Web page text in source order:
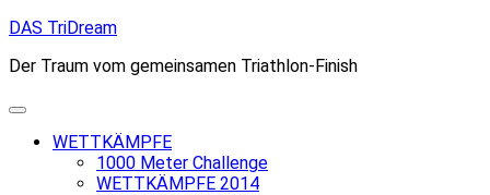
Skip
content
DAS TriDream
Der Traum vom gemeinsamen Triathlon-Finish
WETTKÄMPFE
1000 Meter Challenge
WETTKÄMPFE 2014